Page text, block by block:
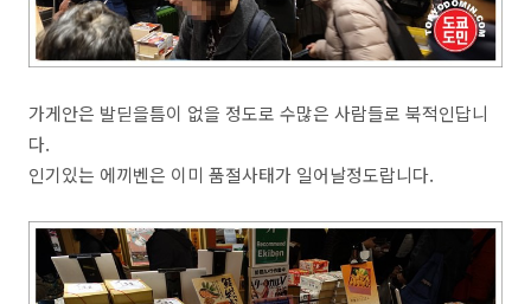
가게안은 발딛을틈이 없을 정도로 수많은 사람들로 북적인답니
다.
인기있는 에끼벤은 이미 품절사태가 일어날정도랍니다.